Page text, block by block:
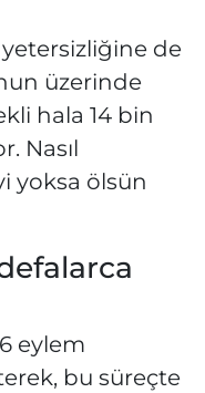
yetersizliğine de
üzerinde
hala 14 bin
Nasıl
yoksa ölsün
eylem
bu süreçte